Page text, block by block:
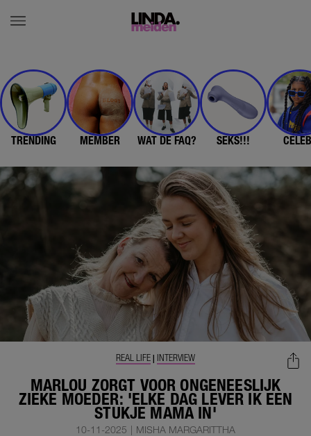
TRENDING MEMBER WAT DE FAQ? SEKS!!!
MARLOU ZORGT VOOR ONGENEESLIJK
ZIEKE MOEDER: 'ELKE DAG LEVER IK EEN
STUKJE MAMA IN'
REAL LIFE | INTERVIEW
10-11-2025 | MISHA MARGARITTHA